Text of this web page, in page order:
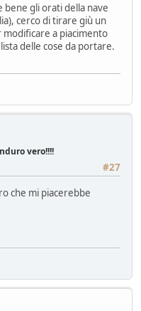
bene gli orati della nave
cerco di tirare giù un
modificare a piacimento
delle cose da portare.
vero!!!!
#27
che mi piacerebbe